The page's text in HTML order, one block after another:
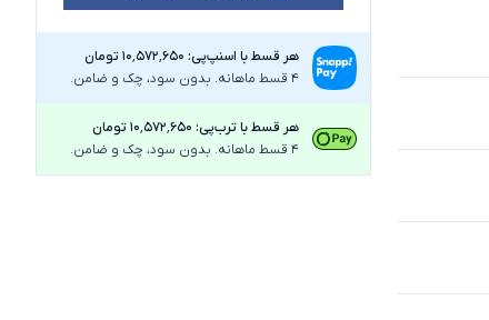
هر قسط با اسنپ‌پی: ۱۰٬۵۷۲٬۶۵۰ تومان
4 قسط ماهانه. بدون سود، چک و ضامن.
هر قسط با ترب‌پی: ۱۰٬۵۷۲٬۶۵۰ تومان
4 قسط ماهانه. بدون سود، چک و ضامن.